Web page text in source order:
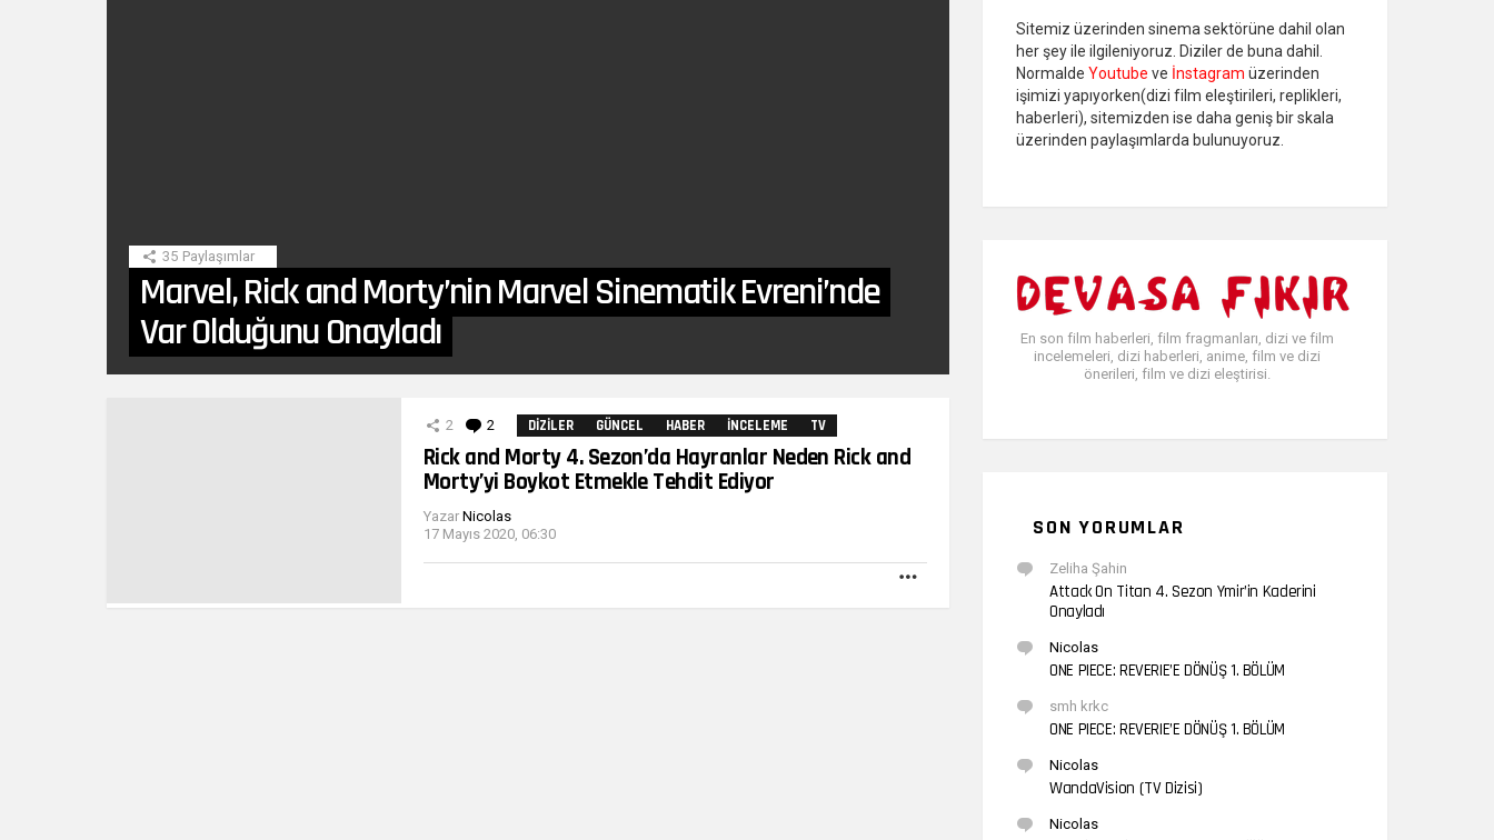
35 Paylaşımlar
Marvel, Rick and Morty’nin Marvel Sinematik Evreni’nde
Var Olduğunu Onayladı
2 2 YorumDIZILER GÜNCEL HABER İNCELEME TV
Rick and Morty 4. Sezon’da Hayranlar Neden Rick and
Morty’yi Boykot Etmekle Tehdit Ediyor
Yazar Nicolas
17 Mayıs 2020, 06:30
Sitemiz üzerinden sinema sektörüne dahil olan
her şey ile ilgileniyoruz. Diziler de buna dahil.
Normalde Youtube ve İnstagram üzerinden
işimizi yapıyorken(dizi film eleştirileri, replikleri,
haberleri), sitemizden ise daha geniş bir skala
üzerinden paylaşımlarda bulunuyoruz.
En son film haberleri, film fragmanları, dizi ve film
incelemeleri, dizi haberleri, anime, film ve dizi
önerileri, film ve dizi eleştirisi.
SON YORUMLAR
Zeliha Şahin
Attack On Titan 4. Sezon Ymir’in Kaderini
Onayladı
Nicolas
ONE PIECE: REVERIE’E DÖNÜŞ 1. BÖLÜM
smh krkc
ONE PIECE: REVERIE’E DÖNÜŞ 1. BÖLÜM
Nicolas
WandaVision (TV Dizisi)
Nicolas